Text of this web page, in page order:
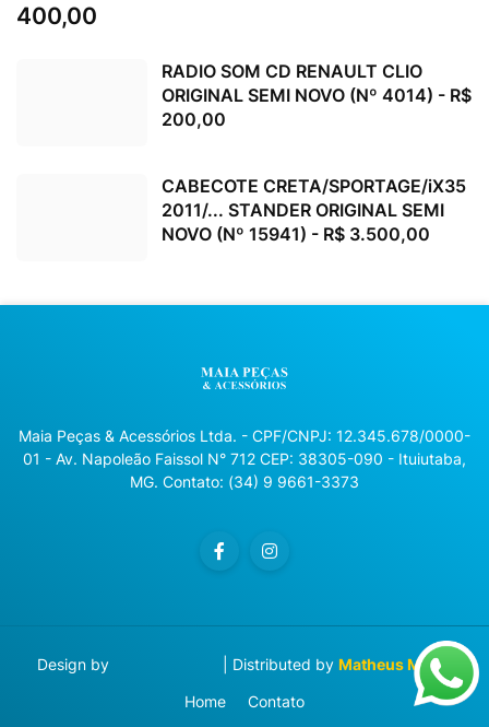
400,00
RADIO SOM CD RENAULT CLIO
ORIGINAL SEMI NOVO (Nº 4014) - R$
200,00
CABECOTE CRETA/SPORTAGE/iX35
2011/... STANDER ORIGINAL SEMI
NOVO (Nº 15941) - R$ 3.500,00
Maia Peças & Acessórios Ltda. - CPF/CNPJ: 12.345.678/0000-
01 - Av. Napoleão Faissol N° 712 CEP: 38305-090 - Ituiutaba,
MG. Contato: (34) 9 9661-3373
Design by | Distributed by Matheus Manzi
Home
Contato